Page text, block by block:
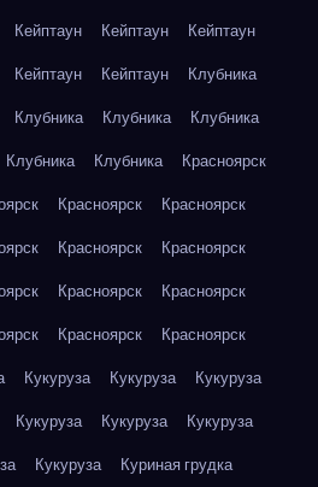
Кейптаун Кейптаун
Кейптаун
Кейптаун Кейптаун
Клубника
Клубника Клубника
Клубника
Клубника Клубника
Красноярск
Красноярск
Красноярск
Красноярск
Красноярск
Красноярск
Красноярск
Красноярск
Красноярск
Кукуруза Кукуруза
Кукуруза
Кукуруза Кукуруза
Кукуруза
Кукуруза
Куриная грудка